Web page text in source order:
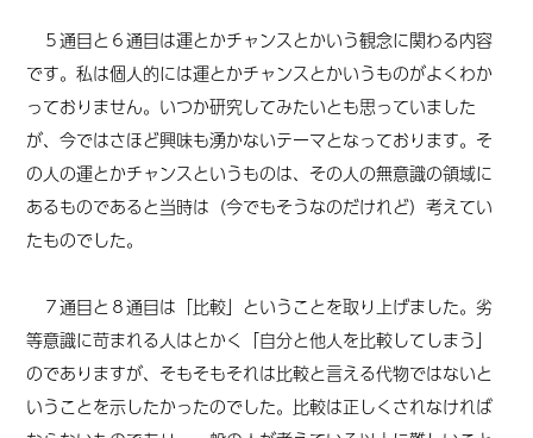
５通目と６通目は運とかチャンスとかいう観念に関わる内容
です。私は個人的には運とかチャンスとかいうものがよくわか
っておりません。いつか研究してみたいとも思っていました
が、今ではさほど興味も湧かないテーマとなっております。そ
の人の運とかチャンスというものは、その人の無意識の領域に
あるものであると当時は（今でもそうなのだけれど）考えてい
たものでした。
７通目と８通目は「比較」ということを取り上げました。劣
等意識に苛まれる人はとかく「自分と他人を比較してしまう」
のでありますが、そもそもそれは比較と言える代物ではないと
いうことを示したかったのでした。比較は正しくされなければ